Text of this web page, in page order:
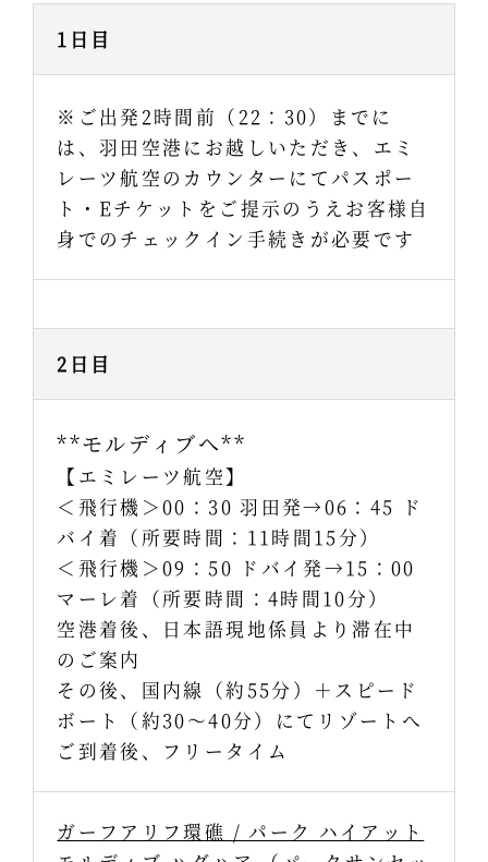
1日目
※ご出発2時間前（22：30）までに
は、羽田空港にお越しいただき、エミ
レーツ航空のカウンターにてパスポー
ト・Eチケットをご提示のうえお客様自
身でのチェックイン手続きが必要です
2日目
**モルディブへ**
【エミレーツ航空】
＜飛行機＞00：30 羽田発→06：45 ド
バイ着（所要時間：11時間15分）
＜飛行機＞09：50 ドバイ発→15：00
マーレ着（所要時間：4時間10分）
空港着後、日本語現地係員より滞在中
のご案内
その後、国内線（約55分）＋スピード
ボート（約30～40分）にてリゾートへ
ご到着後、フリータイム
ガーフアリフ環礁 / パーク ハイアット